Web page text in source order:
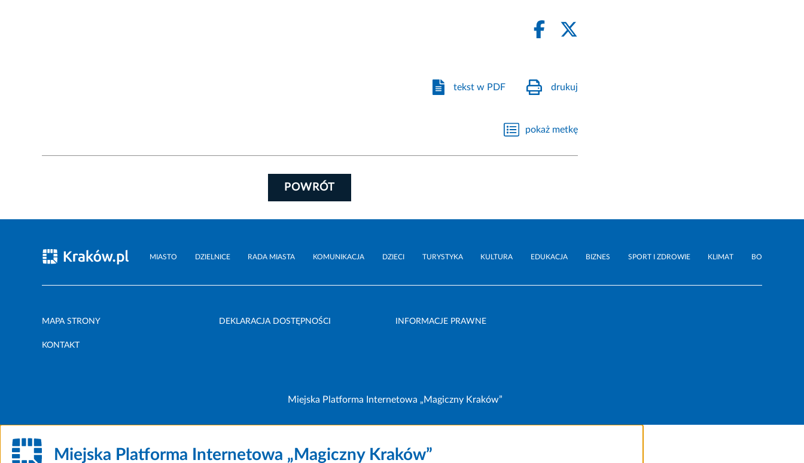
tekst w PDF drukuj
pokaż metkę
POWRÓT
MIASTO DZIELNICE RADA MIASTA KOMUNIKACJA DZIECI TURYSTYKA KULTURA EDUKACJA BIZNES SPORT I ZDROWIE KLIMAT BO
MAPA STRONY DEKLARACJA DOSTĘPNOŚCI INFORMACJE PRAWNE
KONTAKT
Miejska Platforma Internetowa „Magiczny Kraków”
Miejska Platforma Internetowa „Magiczny Kraków”